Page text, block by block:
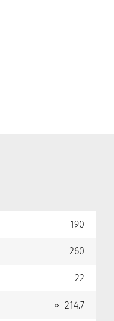
190
260
22
≈ 214.7